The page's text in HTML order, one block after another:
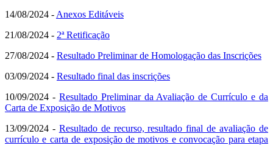
14/08/2024 - Anexos Editáveis
21/08/2024 - 2ª Retificação
27/08/2024 - Resultado Preliminar de Homologação das Inscrições
03/09/2024 - Resultado final das inscrições
10/09/2024 - Resultado Preliminar da Avaliação de Currículo e da
Carta de Exposição de Motivos
13/09/2024 - Resultado de recurso, resultado final de avaliação de
currículo e carta de exposição de motivos e convocação para etapa